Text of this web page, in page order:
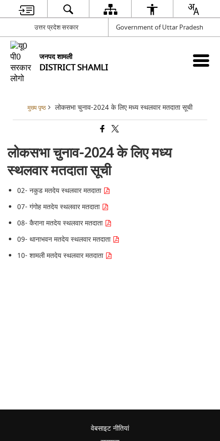
उत्तर प्रदेश सरकार Government of Uttar Pradesh
जनपद शामली
DISTRICT SHAMLI
मुख्य पृष्ठ लोकसभा चुनाव-2024 के लिए मध्य स्थलवार मतदाता सूची
लोकसभा चुनाव-2024 के लिए मध्य
स्थलवार मतदाता सूची
02- नकुड मतदेय स्थलवार मतदाता
07- गंगोह मतदेय स्थलवार मतदाता
08- कैराना मतदेय स्थलवार मतदाता
09- थानाभवन मतदेय स्थलवार मतदाता
10- शामली मतदेय स्थलवार मतदाता
वेबसाइट नीतियां